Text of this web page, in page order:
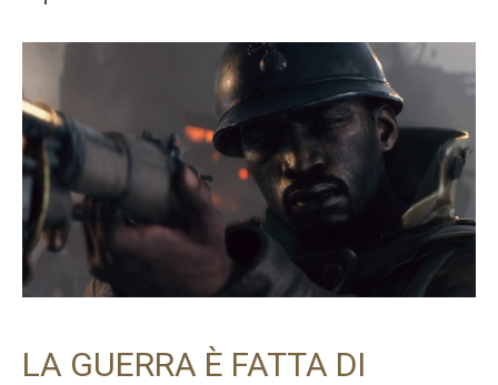
LA GUERRA È FATTA DI